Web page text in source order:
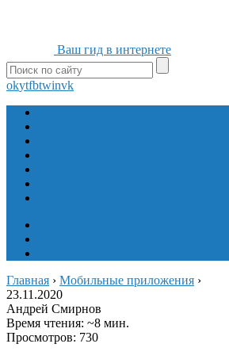
Ваш гид в интернете
okytfbtwinvk
Главная › Мобильные приложения ›
23.11.2020
Андрей Смирнов
Время чтения: ~8 мин.
Просмотров: 730